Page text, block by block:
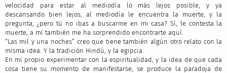
velocidad para estar al mediodía lo más lejos posible, y ya
descansando bien lejos, al mediodía le encuentra la muerte, y la
pregunta, ¿pero tú no ibas a buscarme en mi casa? Sí, le contesta la
muerte, a mí también me ha sorprendido encontrarte aquí.
“Las mil y una noches” creo que tiene también algún otro relato con la
misma idea. Y la tradición Hindú, y la egipcia.
En mi propio experimentar con la espiritualidad, y la idea de que cada
cosa tiene su momento de manifestarse, se produce la paradoja de